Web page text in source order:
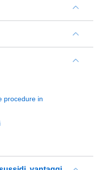
procedure in